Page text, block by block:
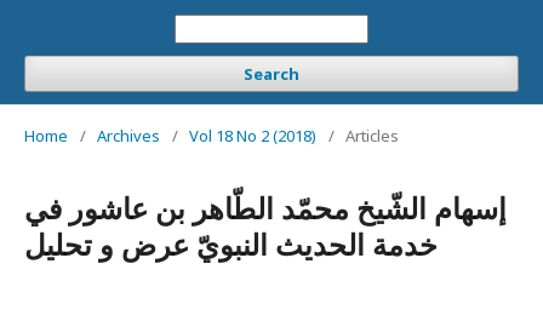
Search
Home / Archives / Vol 18 No 2 (2018) / Articles
إسهام الشّيخ محمّد الطّاهر بن عاشور في
خدمة الحديث النبويّ عرض و تحليل